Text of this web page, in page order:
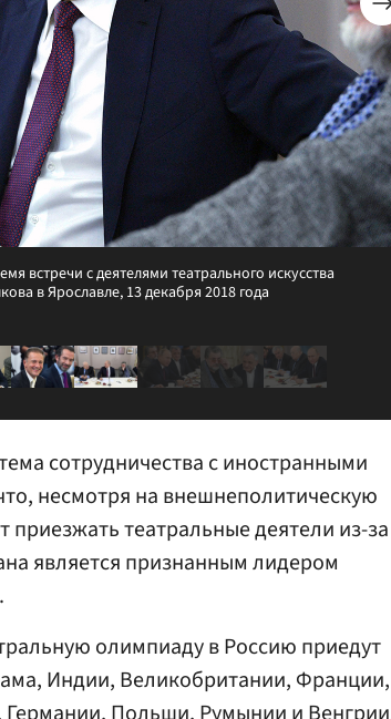
встречи с деятелями театрального искусства
в Ярославле, 13 декабря 2018 года
сотрудничества с иностранными
несмотря на внешнеполитическую
приезжать театральные деятели из-за
является признанным лидером
олимпиаду в Россию приедут
Индии, Великобритании, Франции,